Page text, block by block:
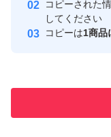
取引実績
コピーされた
してください
コピーは1商品